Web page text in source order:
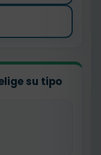
su tipo